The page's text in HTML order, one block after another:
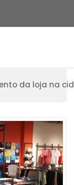
da loja na